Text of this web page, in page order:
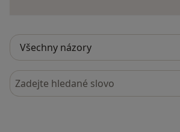
Hledejte v názorech